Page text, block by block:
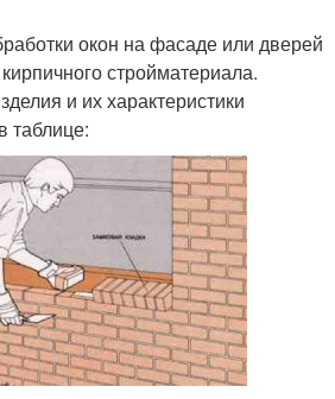
окон на фасаде или дверей
стройматериала.
и их характеристики
таблице: